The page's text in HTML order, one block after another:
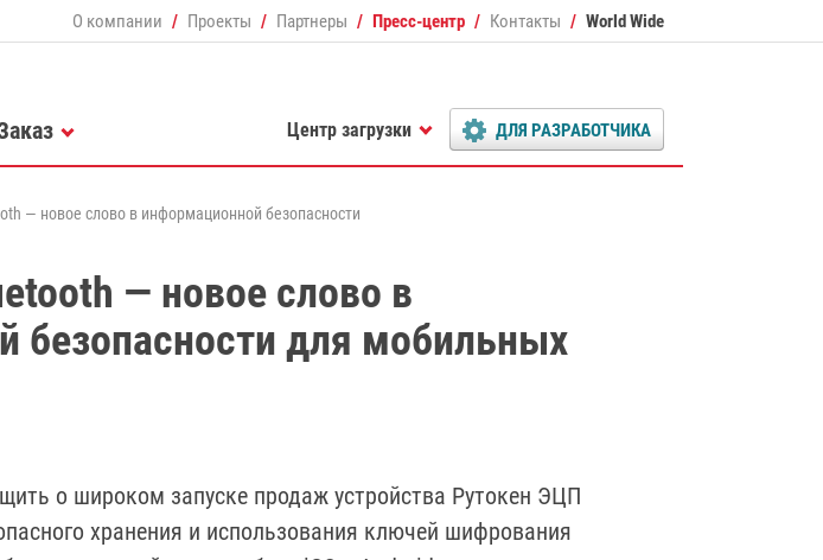
О компании Проекты Партнеры Пресс-центр Контакты World Wide
Центр загрузки ДЛЯ РАЗРАБОТЧИКА
— новое слово в информационной безопасности
— новое слово в
безопасности для мобильных
о широком запуске продаж устройства Рутокен ЭЦП
хранения и использования ключей шифрования